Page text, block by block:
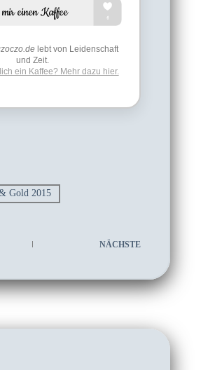
lebt von Leidenschaft
und Zeit.
ein Kaffee? Mehr dazu hier.
Gold 2015
NÄCHSTE